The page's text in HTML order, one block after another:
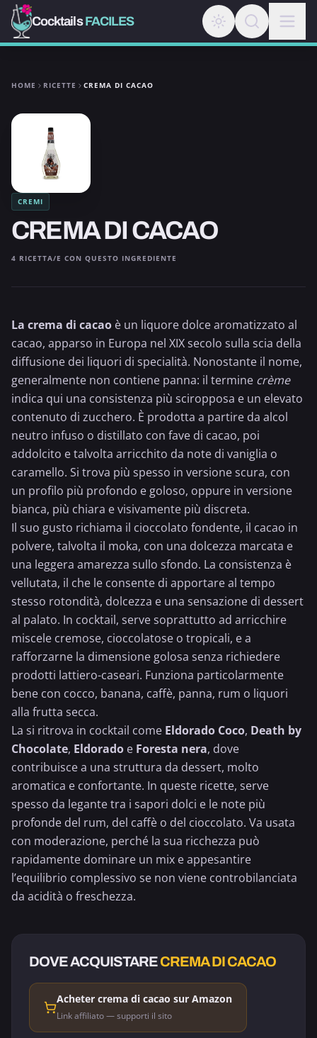
CocktailsFACILES
HOME RICETTE CREMA DI CACAO
CREMI
CREMA DI CACAO
4 RICETTA/E CON QUESTO INGREDIENTE
La crema di cacao è un liquore dolce aromatizzato al
cacao, apparso in Europa nel XIX secolo sulla scia della
diffusione dei liquori di specialità. Nonostante il nome,
generalmente non contiene panna: il termine crème
indica qui una consistenza più sciropposa e un elevato
contenuto di zucchero. È prodotta a partire da alcol
neutro infuso o distillato con fave di cacao, poi
addolcito e talvolta arricchito da note di vaniglia o
caramello. Si trova più spesso in versione scura, con
un profilo più profondo e goloso, oppure in versione
bianca, più chiara e visivamente più discreta.
Il suo gusto richiama il cioccolato fondente, il cacao in
polvere, talvolta il moka, con una dolcezza marcata e
una leggera amarezza sullo sfondo. La consistenza è
vellutata, il che le consente di apportare al tempo
stesso rotondità, dolcezza e una sensazione di dessert
al palato. In cocktail, serve soprattutto ad arricchire
miscele cremose, cioccolatose o tropicali, e a
rafforzarne la dimensione golosa senza richiedere
prodotti lattiero-caseari. Funziona particolarmente
bene con cocco, banana, caffè, panna, rum o liquori
alla frutta secca.
La si ritrova in cocktail come Eldorado Coco, Death by
Chocolate, Eldorado e Foresta nera, dove
contribuisce a una struttura da dessert, molto
aromatica e confortante. In queste ricette, serve
spesso da legante tra i sapori dolci e le note più
profonde del rum, del caffè o del cioccolato. Va usata
con moderazione, perché la sua ricchezza può
rapidamente dominare un mix e appesantire
l’equilibrio complessivo se non viene controbilanciata
da acidità o freschezza.
DOVE ACQUISTARECREMA DI CACAO
Acheter crema di cacao sur Amazon
Link affiliato — supporti il sito